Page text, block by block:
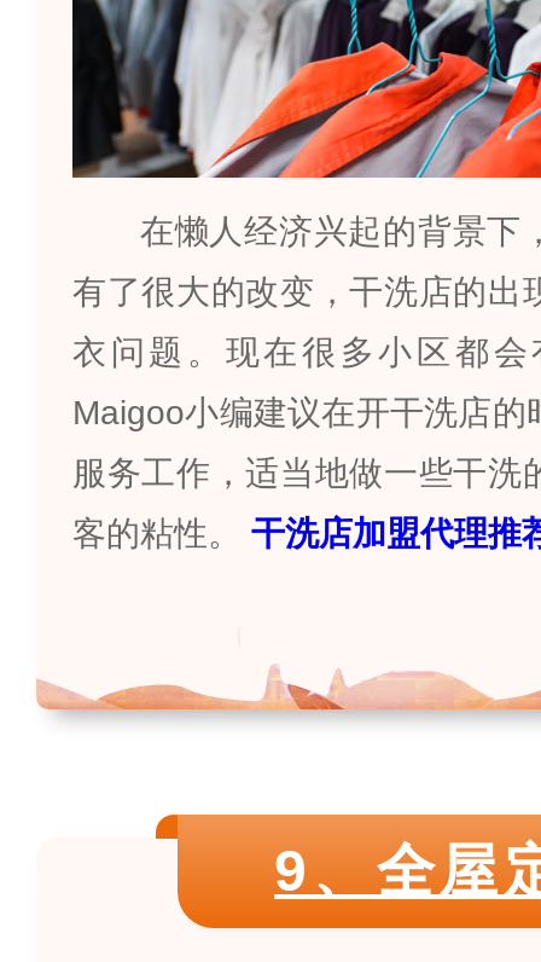
在懒人经济兴起的背景下
有了很大的改变，干洗店的出
衣问题。现在很多小区都
Maigoo小编建议在开干洗店的
服务工作，适当地做一些干洗
客的粘性。
干洗店加盟代理推
9、全屋